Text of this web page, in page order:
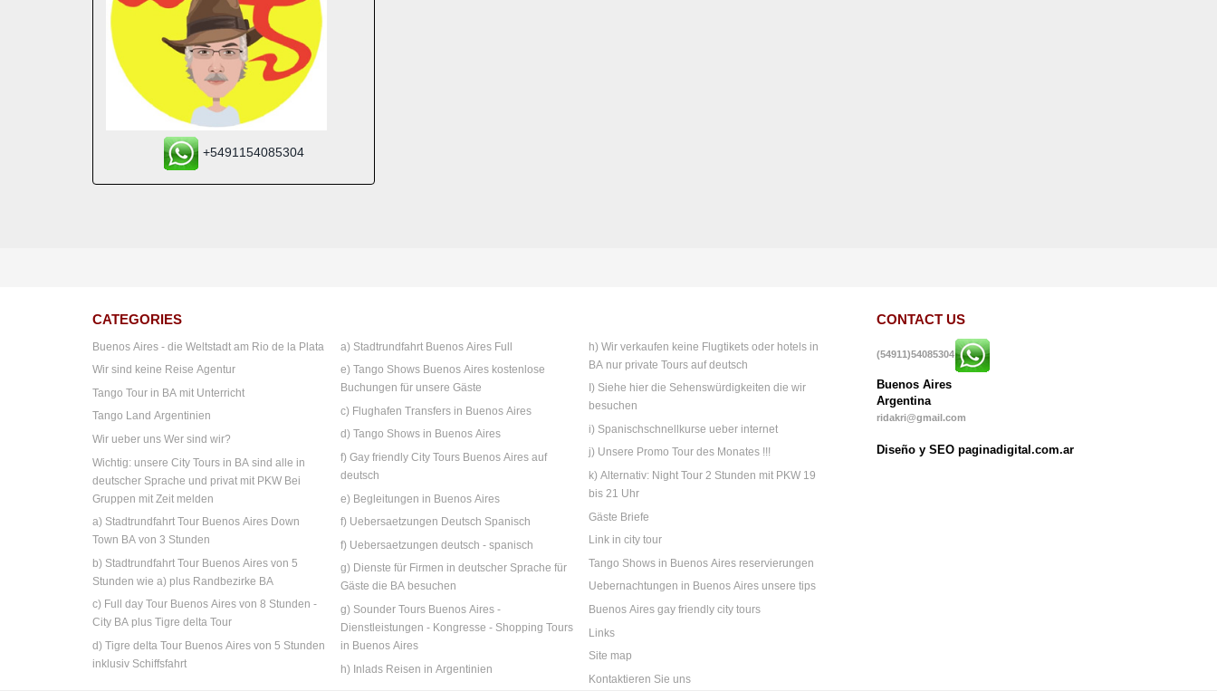
+5491154085304
CATEGORIES
Buenos Aires - die Weltstadt am Rio de la Plata
Wir sind keine Reise Agentur
Tango Tour in BA mit Unterricht
Tango Land Argentinien
Wir ueber uns Wer sind wir?
Wichtig: unsere City Tours in BA sind alle in
deutscher Sprache und privat mit PKW Bei
Gruppen mit Zeit melden
a) Stadtrundfahrt Tour Buenos Aires Down
Town BA von 3 Stunden
b) Stadtrundfahrt Tour Buenos Aires von 5
Stunden wie a) plus Randbezirke BA
c) Full day Tour Buenos Aires von 8 Stunden -
City BA plus Tigre delta Tour
d) Tigre delta Tour Buenos Aires von 5 Stunden
inklusiv Schiffsfahrt
a) Stadtrundfahrt Buenos Aires Full
e) Tango Shows Buenos Aires kostenlose
Buchungen für unsere Gäste
c) Flughafen Transfers in Buenos Aires
d) Tango Shows in Buenos Aires
f) Gay friendly City Tours Buenos Aires auf
deutsch
e) Begleitungen in Buenos Aires
f) Uebersaetzungen Deutsch Spanisch
f) Uebersaetzungen deutsch - spanisch
g) Dienste für Firmen in deutscher Sprache für
Gäste die BA besuchen
g) Sounder Tours Buenos Aires -
Dienstleistungen - Kongresse - Shopping Tours
in Buenos Aires
h) Inlads Reisen in Argentinien
h) Wir verkaufen keine Flugtikets oder hotels in
BA nur private Tours auf deutsch
I) Siehe hier die Sehenswürdigkeiten die wir
besuchen
i) Spanischschnellkurse ueber internet
j) Unsere Promo Tour des Monates !!!
k) Alternativ: Night Tour 2 Stunden mit PKW 19
bis 21 Uhr
Gäste Briefe
Link in city tour
Tango Shows in Buenos Aires reservierungen
Uebernachtungen in Buenos Aires unsere tips
Buenos Aires gay friendly city tours
Links
Site map
Kontaktieren Sie uns
CONTACT US
(54911)54085304
Buenos Aires
Argentina
ridakri@gmail.com
Diseño y SEO paginadigital.com.ar